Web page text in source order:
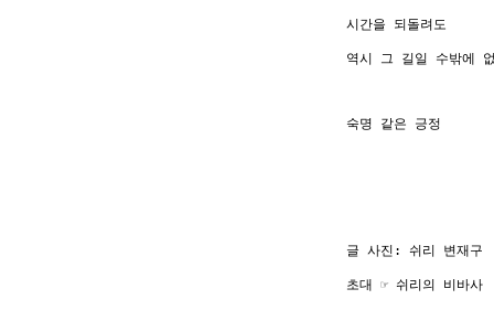
시간을 되돌려도
역시 그 길일 수밖에
숙명 같은 긍정
글 사진: 쉬리 변재구
초대 ☞ 쉬리의 비바사